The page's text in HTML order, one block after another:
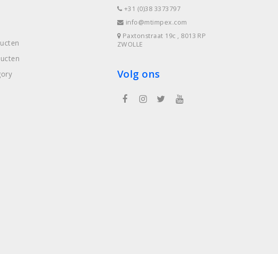
+31 (0)38 3373797
info@mtimpex.com
Paxtonstraat 19c , 8013 RP
ZWOLLE
Volg ons